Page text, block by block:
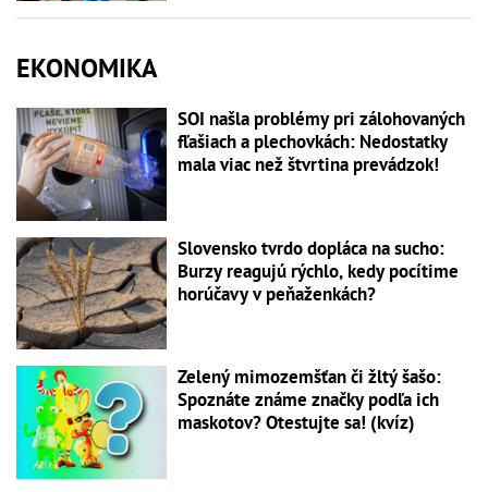
EKONOMIKA
SOI našla problémy pri zálohovaných
fľašiach a plechovkách: Nedostatky
mala viac než štvrtina prevádzok!
Slovensko tvrdo dopláca na sucho:
Burzy reagujú rýchlo, kedy pocítime
horúčavy v peňaženkách?
Zelený mimozemšťan či žltý šašo:
Spoznáte známe značky podľa ich
maskotov? Otestujte sa! (kvíz)